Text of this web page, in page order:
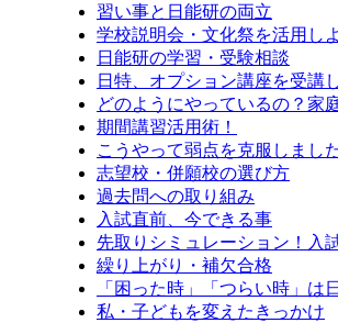
習い事と日能研の両立
学校説明会・文化祭を活用し
日能研の学習・受験相談
日特、オプション講座を受講
どのようにやっているの？家
期間講習活用術！
こうやって弱点を克服しまし
志望校・併願校の選び方
過去問への取り組み
入試直前、今できる事
先取りシミュレーション！入
繰り上がり・補欠合格
「困った時」「つらい時」は
私・子どもを変えたきっかけ